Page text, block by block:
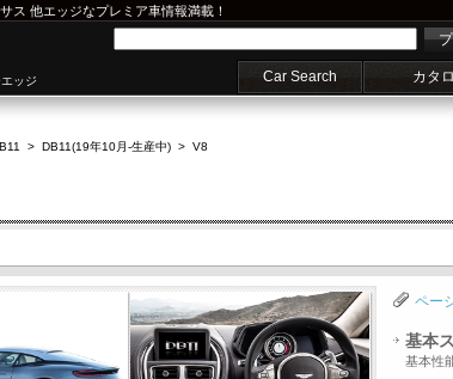
ス 他エッジなプレミア車情報満載！
ッジ Car Search カタ
> DB11(19年10月-生産中) > V8
ペー
基本
基本性